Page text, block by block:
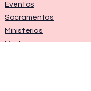
Eventos
Sacramentos
Ministerios
Media